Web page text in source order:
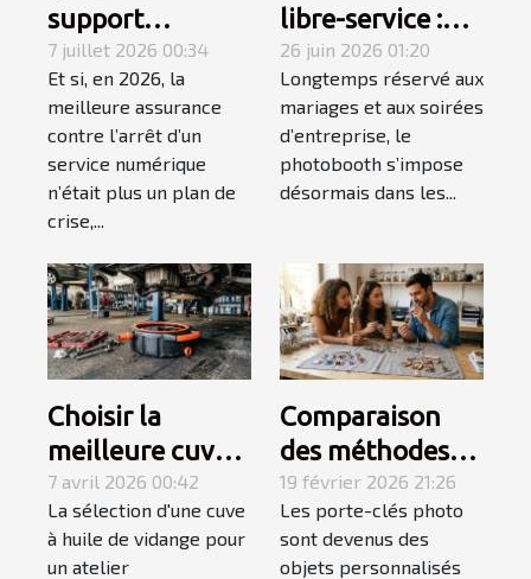
support
technique
devient le
maillon fort du
monitoring
proactif
7 juillet 2026 00:34
Et si, en 2026, la
meilleure assurance
contre l’arrêt d’un
service numérique
n’était plus un plan de
crise,...
libre-service :
une tendance
qui
révolutionne les
événements
privés
26 juin 2026 01:20
Longtemps réservé aux
mariages et aux soirées
d’entreprise, le
photobooth s’impose
désormais dans les...
Choisir la
meilleure cuve à
huile de vidange
pour ateliers
professionnels
7 avril 2026 00:42
La sélection d'une cuve
à huile de vidange pour
un atelier
Comparaison
des méthodes
d'impression
pour les porte-
clés photo
19 février 2026 21:26
Les porte-clés photo
sont devenus des
objets personnalisés